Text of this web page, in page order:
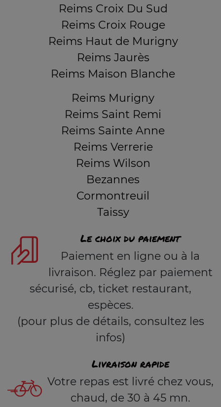
Reims Croix Du Sud
Reims Croix Rouge
Reims Haut de Murigny
Reims Jaurès
Reims Maison Blanche
Reims Murigny
Reims Saint Remi
Reims Sainte Anne
Reims Verrerie
Reims Wilson
Bezannes
Cormontreuil
Taissy
Le choix du paiement
Paiement en ligne ou à la
livraison. Réglez par paiement
sécurisé, cb, ticket restaurant,
espèces.
(pour plus de détails, consultez les
infos)
Livraison rapide
Votre repas est livré chez vous,
chaud, de 30 à 45 mn.